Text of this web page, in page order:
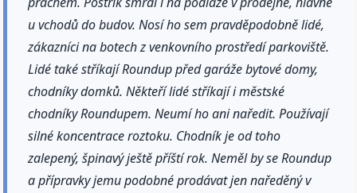
u vchodů do budov. Nosí ho sem pravděpodobně lidé,
zákazníci na botech z venkovního prostředí parkoviště.
Lidé také stříkají Roundup před garáže bytové domy,
chodníky domků. Někteří lidé stříkají i městské
chodníky Roundupem. Neumí ho ani naředit. Používají
silné koncentrace roztoku. Chodník je od toho
zalepený, špinavý ještě příští rok. Neměl by se Roundup
a přípravky jemu podobné prodávat jen naředěný v